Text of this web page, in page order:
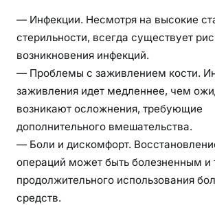
— Инфекции. Несмотря на высокие
стерильности, всегда существует
возникновения инфекций.
— Проблемы с заживлением кости.
заживления идет медленнее, чем
возникают осложнения, требующие
дополнительного вмешательства.
— Боли и дискомфорт.
операций может быть болезненным и
продолжительного использования
средств.